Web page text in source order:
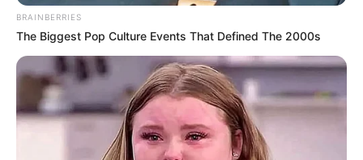
BRAINBERRIES
The Biggest Pop Culture Events That Defined The 2000s